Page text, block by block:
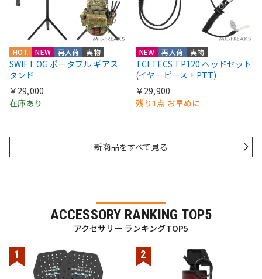
HOT NEW 再入荷 実物
SWIFT OG ポータブル ギアス
タンド
￥29,000
在庫あり
NEW 再入荷 実物
TCI TECS TP120 ヘッドセット
(イヤーピース + PTT)
￥29,900
残り1点 お早めに
新商品をすべて見る
ACCESSORY RANKING TOP5
アクセサリー ランキングTOP5